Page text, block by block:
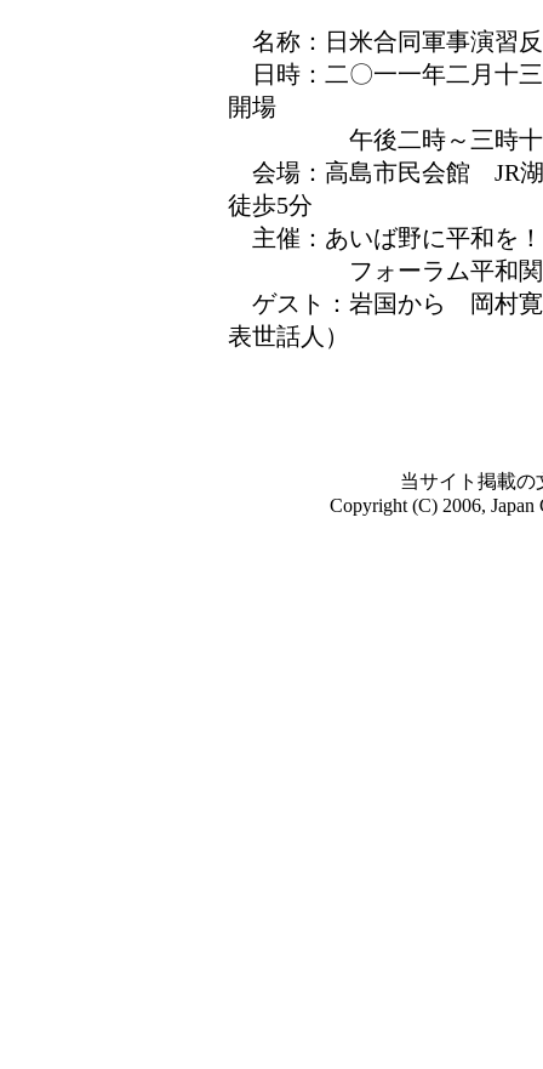
名称：日米合同軍事演習
日時：二〇一一年二月十
開場
午後二時～三時十分
会場：高島市民会館 JR
徒歩5分
主催：あいば野に平和を
フォーラム平和関西
ゲスト：岩国から 岡村寛
表世話人）
当サイト掲載の
Copyright (C) 2006, Japan